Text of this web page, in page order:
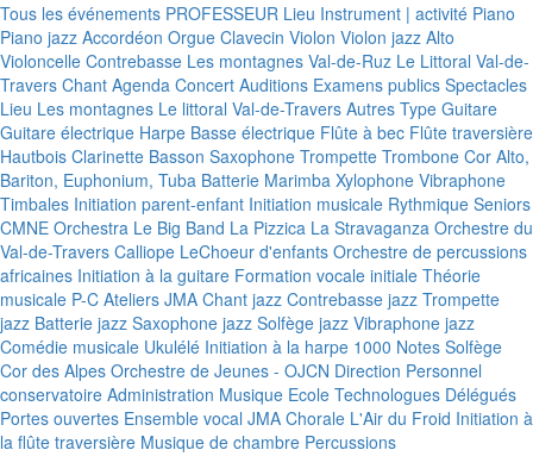
Tous les événements PROFESSEUR Lieu Instrument | activité Piano
Piano jazz Accordéon Orgue Clavecin Violon Violon jazz Alto
Violoncelle Contrebasse Les montagnes Val-de-Ruz Le Littoral Val-de-
Travers Chant Agenda Concert Auditions Examens publics Spectacles
Lieu Les montagnes Le littoral Val-de-Travers Autres Type Guitare
Guitare électrique Harpe Basse électrique Flûte à bec Flûte traversière
Hautbois Clarinette Basson Saxophone Trompette Trombone Cor Alto,
Bariton, Euphonium, Tuba Batterie Marimba Xylophone Vibraphone
Timbales Initiation parent-enfant Initiation musicale Rythmique Seniors
CMNE Orchestra Le Big Band La Pizzica La Stravaganza Orchestre du
Val-de-Travers Calliope LeChoeur d'enfants Orchestre de percussions
africaines Initiation à la guitare Formation vocale initiale Théorie
musicale P-C Ateliers JMA Chant jazz Contrebasse jazz Trompette
jazz Batterie jazz Saxophone jazz Solfège jazz Vibraphone jazz
Comédie musicale Ukulélé Initiation à la harpe 1000 Notes Solfège
Cor des Alpes Orchestre de Jeunes - OJCN Direction Personnel
conservatoire Administration Musique Ecole Technologues Délégués
Portes ouvertes Ensemble vocal JMA Chorale L'Air du Froid Initiation à
la flûte traversière Musique de chambre Percussions